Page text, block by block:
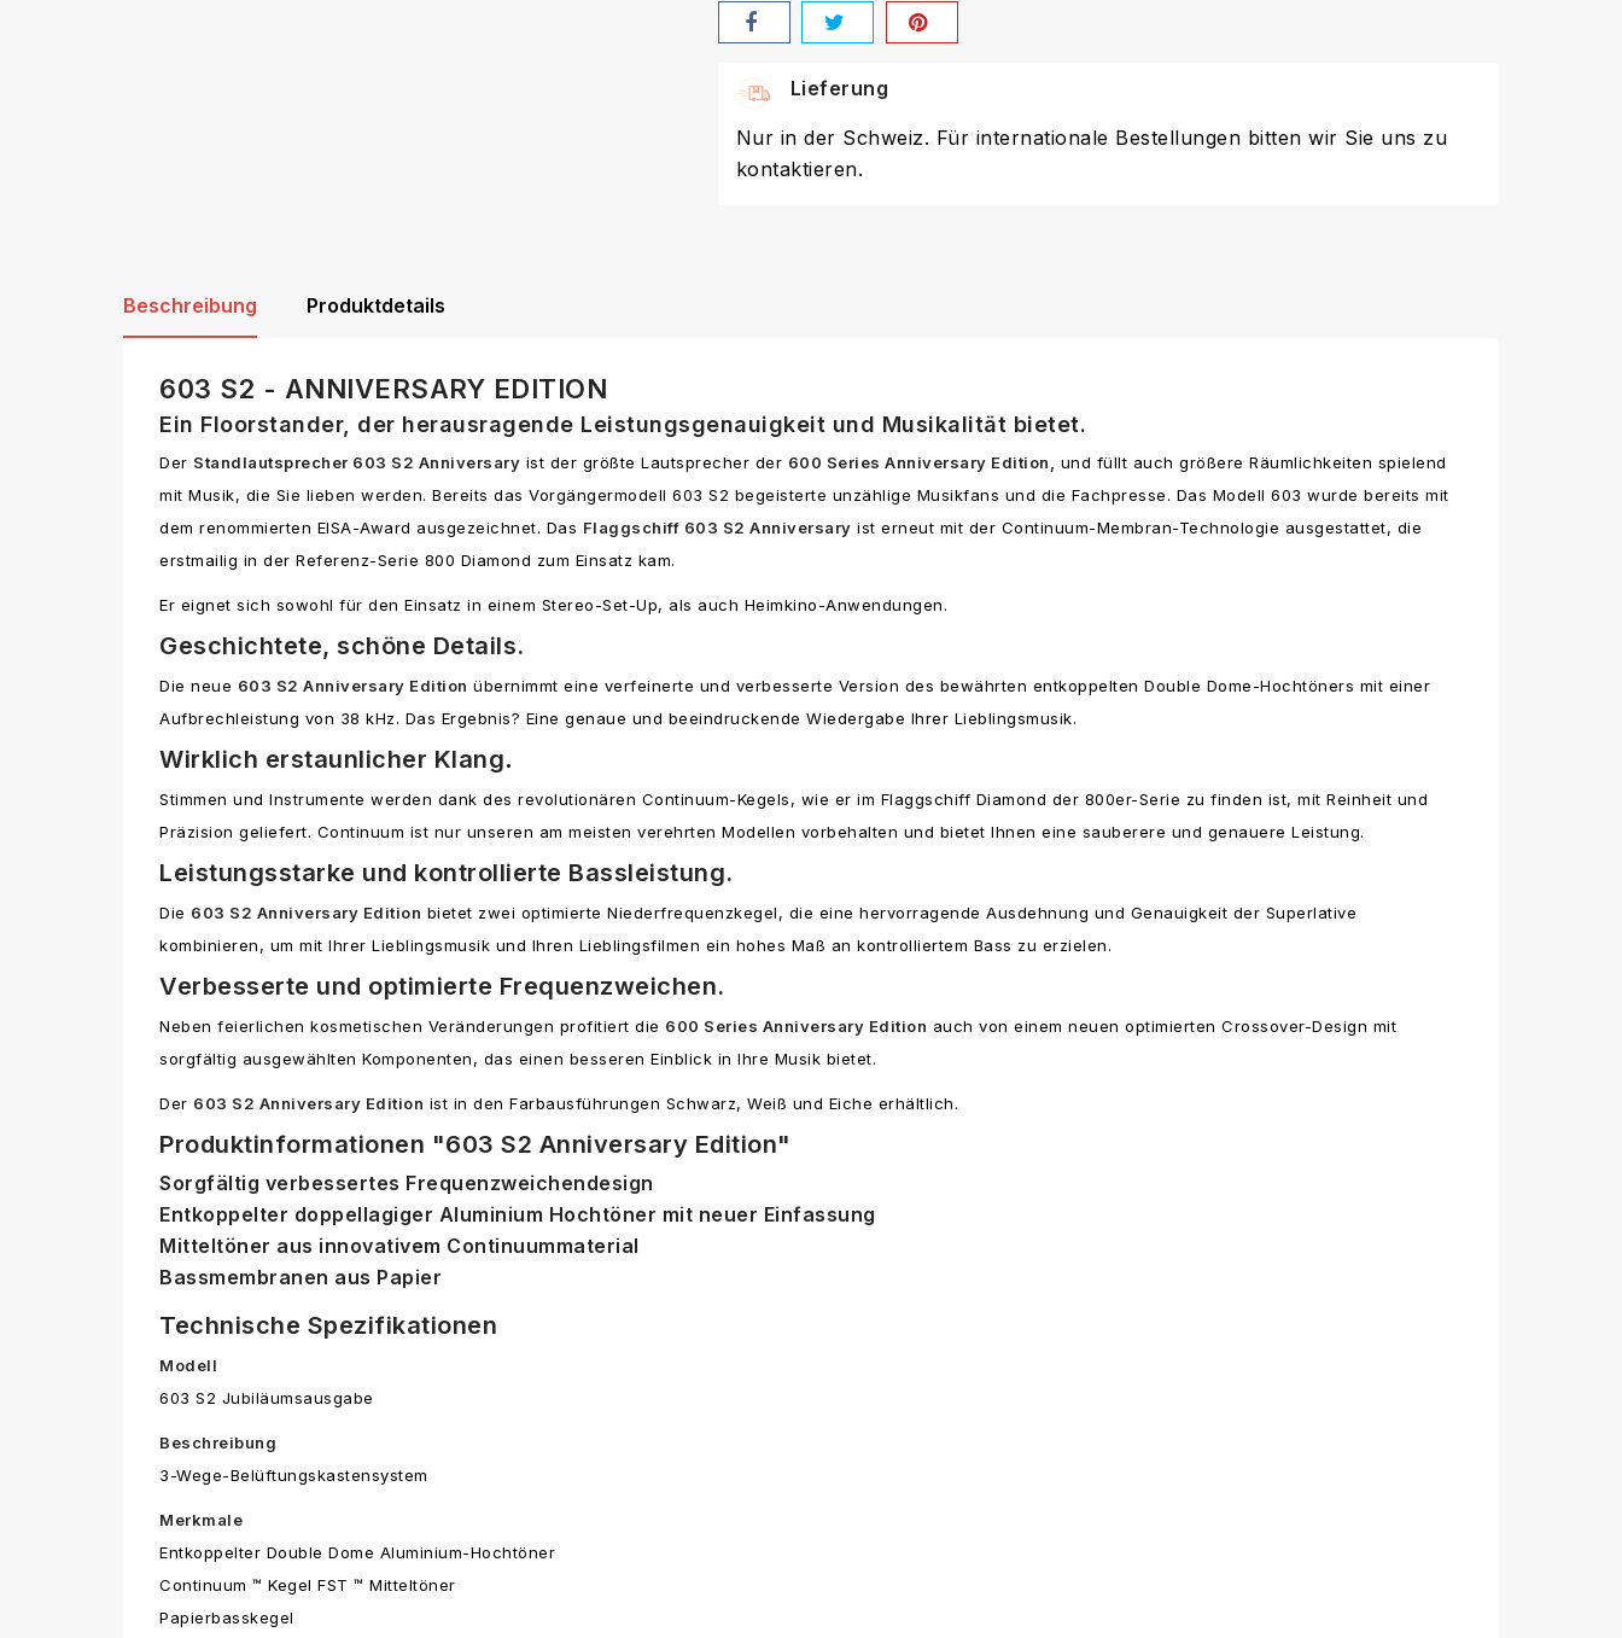
Lieferung
Nur in der Schweiz. Für internationale Bestellungen bitten wir Sie uns zu
kontaktieren.
Beschreibung Produktdetails
603 S2 - ANNIVERSARY EDITION
Ein Floorstander, der herausragende Leistungsgenauigkeit und Musikalität bietet.
Der Standlautsprecher 603 S2 Anniversary ist der größte Lautsprecher der 600 Series Anniversary Edition,
und füllt auch größere Räumlichkeiten spielend
mit Musik, die Sie lieben werden. Bereits das Vorgängermodell 603 S2 begeisterte unzählige Musikfans und die Fachpresse. Das Modell 603 wurde bereits mit
dem renommierten EISA-Award ausgezeichnet. Das Flaggschiff 603 S2 Anniversary ist erneut mit der Continuum-Membran-Technologie ausgestattet, die
erstmailig in der Referenz-Serie 800 Diamond zum Einsatz kam.
Er eignet sich sowohl für den Einsatz in einem Stereo-Set-Up, als auch Heimkino-Anwendungen.
Geschichtete, schöne Details.
Die neue 603 S2 Anniversary Edition übernimmt eine verfeinerte und verbesserte Version des bewährten entkoppelten Double Dome-Hochtöners mit einer
Aufbrechleistung von 38 kHz. Das Ergebnis? Eine genaue und beeindruckende Wiedergabe Ihrer Lieblingsmusik.
Wirklich erstaunlicher Klang.
Stimmen und Instrumente werden dank des revolutionären Continuum-Kegels, wie er im Flaggschiff Diamond der 800er-Serie zu finden ist, mit Reinheit und
Präzision geliefert. Continuum ist nur unseren am meisten verehrten Modellen vorbehalten und bietet Ihnen eine sauberere und genauere Leistung.
Leistungsstarke und kontrollierte Bassleistung.
Die 603 S2 Anniversary Edition bietet zwei optimierte Niederfrequenzkegel, die eine hervorragende Ausdehnung und Genauigkeit der Superlative
kombinieren, um mit Ihrer Lieblingsmusik und Ihren Lieblingsfilmen ein hohes Maß an kontrolliertem Bass zu erzielen.
Verbesserte und optimierte Frequenzweichen.
Neben feierlichen kosmetischen Veränderungen profitiert die 600 Series Anniversary Edition auch von einem neuen optimierten Crossover-Design mit
sorgfältig ausgewählten Komponenten, das einen besseren Einblick in Ihre Musik bietet.
Der 603 S2 Anniversary Edition ist in den Farbausführungen Schwarz, Weiß und Eiche erhältlich.
Produktinformationen "603 S2 Anniversary Edition"
Sorgfältig verbessertes Frequenzweichendesign
Entkoppelter doppellagiger Aluminium Hochtöner mit neuer Einfassung
Mitteltöner aus innovativem Continuummaterial
Bassmembranen aus Papier
Technische Spezifikationen
Modell
603 S2 Jubiläumsausgabe
Beschreibung
3-Wege-Belüftungskastensystem
Merkmale
Entkoppelter Double Dome Aluminium-Hochtöner
Continuum ™ Kegel FST ™ Mitteltöner
Papierbasskegel